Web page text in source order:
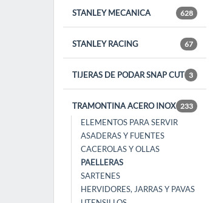
628
STANLEY MECANICA
67
STANLEY RACING
3
TIJERAS DE PODAR SNAP CUT
233
TRAMONTINA ACERO INOX
ELEMENTOS PARA SERVIR
ASADERAS Y FUENTES
CACEROLAS Y OLLAS
PAELLERAS
SARTENES
HERVIDORES, JARRAS Y PAVAS